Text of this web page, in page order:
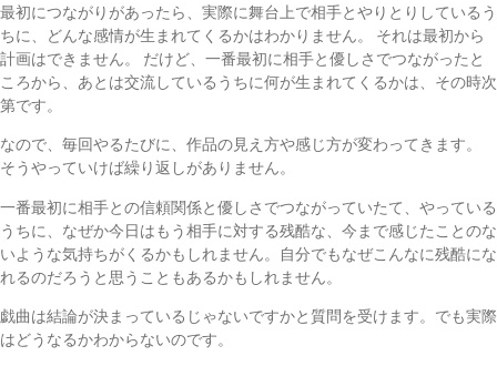
最初につながりがあったら、実際に舞台上で相手とやりとりしているう
ちに、どんな感情が生まれてくるかはわかりません。 それは最初から
計画はできません。 だけど、一番最初に相手と優しさでつながったと
ころから、あとは交流しているうちに何が生まれてくるかは、その時次
第です。
なので、毎回やるたびに、作品の見え方や感じ方が変わってきます。
そうやっていけば繰り返しがありません。
一番最初に相手との信頼関係と優しさでつながっていたて、やっている
うちに、なぜか今日はもう相手に対する残酷な、今まで感じたことのな
いような気持ちがくるかもしれません。自分でもなぜこんなに残酷にな
れるのだろうと思うこともあるかもしれません。
戯曲は結論が決まっているじゃないですかと質問を受けます。でも実際
はどうなるかわからないのです。